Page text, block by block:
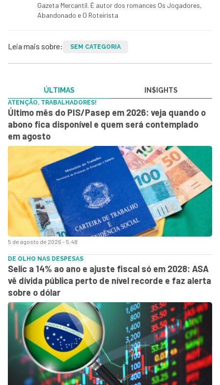
Gazeta Mercantil. É autor dos romances Os Jogadores,
Abandonado e O Roteirista
Leia mais sobre: SEM CATEGORIA
ÚLTIMAS IN$IGHTS
5 de agosto de 2026 - 5:48
ATENÇÃO, TRABALHADORES!
Último mês do PIS/Pasep em 2026: veja quando o
abono fica disponível e quem será contemplado
em agosto
DE OLHO NAS DESPESAS
Selic a 14% ao ano e ajuste fiscal só em 2028: ASA
vê dívida pública perto de nível recorde e faz alerta
sobre o dólar